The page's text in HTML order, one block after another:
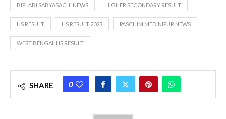
BIPLABI SABYASACHI NEWS HIGHER SECONDARY RESULT
HS RESULT HS RESULT 2023 PASCHIM MEDINIPUR NEWS
WEST BENGAL HS RESULT
SHARE 0